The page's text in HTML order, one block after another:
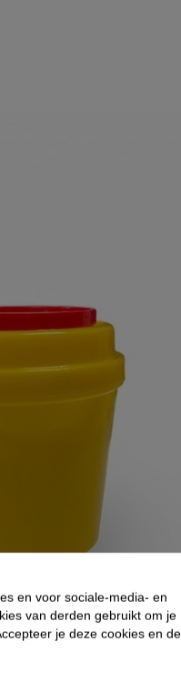
en voor sociale-media- en
van derden gebruikt om je
je deze cookies en de